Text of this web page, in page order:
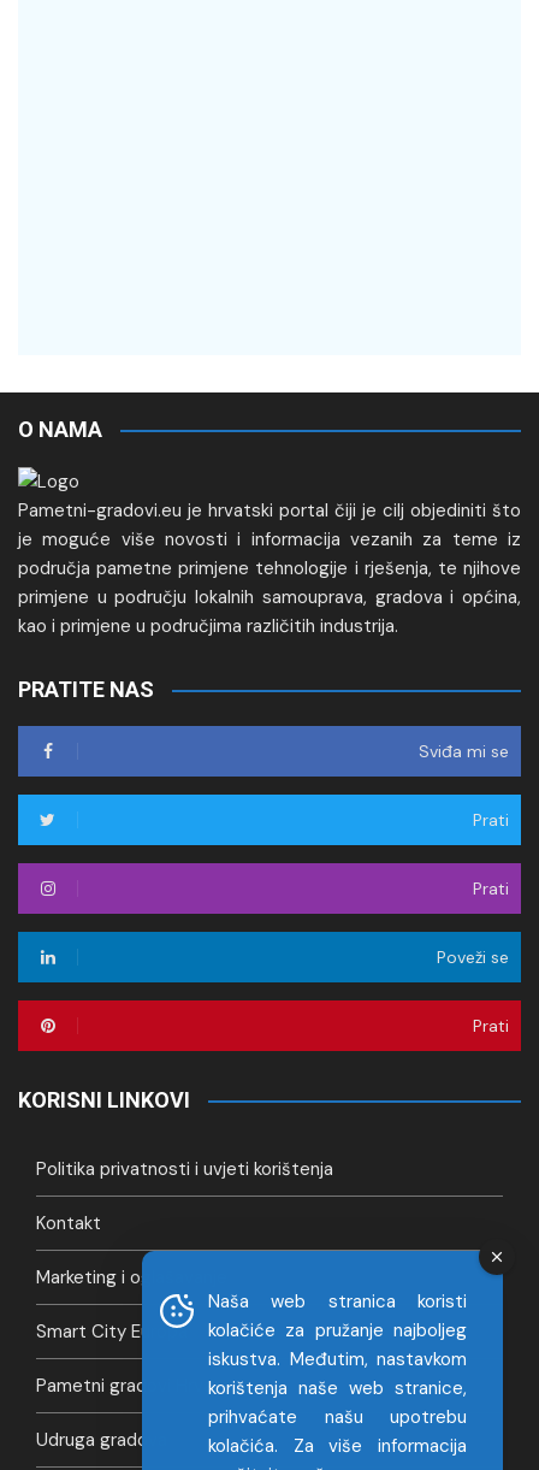
O NAMA
Pametni-gradovi.eu je hrvatski portal čiji je cilj objediniti što
je moguće više novosti i informacija vezanih za teme iz
područja pametne primjene tehnologije i rješenja, te njihove
primjene u području lokalnih samouprava, gradova i općina,
kao i primjene u područjima različitih industrija.
PRATITE NAS
Sviđa mi se
Prati
Prati
Poveži se
Prati
KORISNI LINKOVI
Politika privatnosti i uvjeti korištenja
Kontakt
Marketing i oglašavanje
Smart City Europa
Pametni gradovi Hrvatska
Udruga gradova
Naša web stranica koristi
kolačiće za pružanje najboljeg
iskustva. Međutim, nastavkom
korištenja naše web stranice,
prihvaćate našu upotrebu
kolačića. Za više informacija